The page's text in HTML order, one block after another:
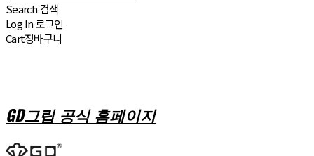
Search 검색
Log In로그인
Cart장바구니
GD그립 공식 홈페이지